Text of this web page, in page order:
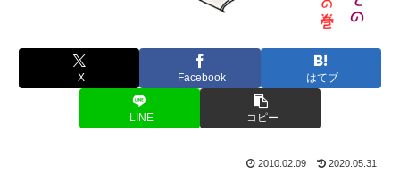
X Facebook はてブ
LINE コピー
2010.02.09 2020.05.31